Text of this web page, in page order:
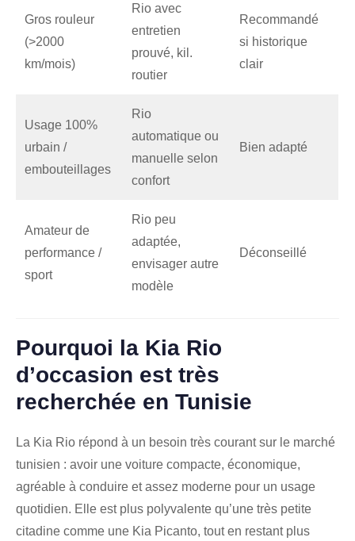
Gros rouleur
(>2000
km/mois)
Rio avec
entretien
prouvé, kil.
routier
Recommandé
si historique
clair
Usage 100%
urbain /
embouteillages
Rio
automatique ou
manuelle selon
confort
Bien adapté
Amateur de
performance /
sport
Rio peu
adaptée,
envisager autre
modèle
Déconseillé
Pourquoi la Kia Rio
d’occasion est très
recherchée en Tunisie
La Kia Rio répond à un besoin très courant sur le marché
tunisien : avoir une voiture compacte, économique,
agréable à conduire et assez moderne pour un usage
quotidien. Elle est plus polyvalente qu’une très petite
citadine comme une Kia Picanto, tout en restant plus